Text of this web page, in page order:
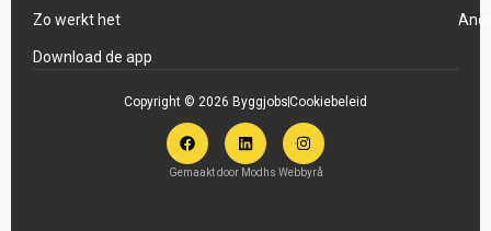
Zo werkt het
Download de app
Copyright © 2026 ByggjobsCookiebeleid
Gemaakt door Modhs Webbyrå